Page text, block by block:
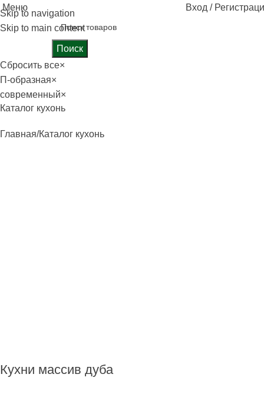
Skip to navigation
Skip to main content
Меню Вход /
Поиск
Сбросить все×
П-образная×
современный×
Каталог кухонь
Главная Каталог кухонь
Кухни массив дуба